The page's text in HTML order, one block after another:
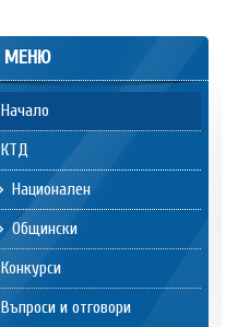
МЕНЮ
Начало
КТД
Национален
Общински
Конкурси
Въпроси и отговори